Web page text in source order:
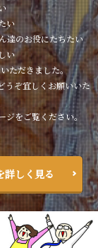
い
達のお役にたちたい
い
ただきました。
うぞ宜しくお願いいた
ジをご覧ください。
詳しく見る